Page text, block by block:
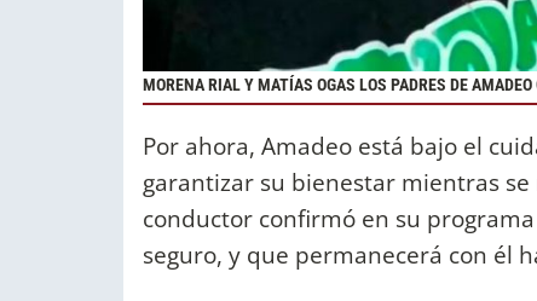
MORENA RIAL Y MATÍAS OGAS LOS PADRES DE AMADEO
Por ahora, Amadeo está bajo el
garantizar su bienestar mientras
conductor confirmó en su
seguro, y que permanecerá con él